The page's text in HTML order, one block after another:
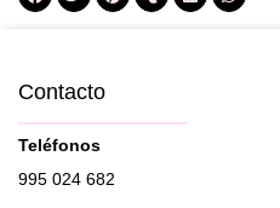
Contacto
Teléfonos
995 024 682